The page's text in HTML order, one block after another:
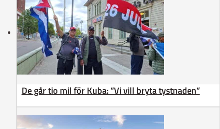
De går tio mil för Kuba: ”Vi vill bryta tystnaden”